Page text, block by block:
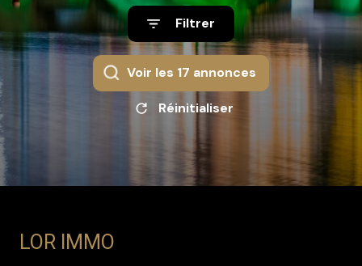
Filtrer
Voir les 17 annonces
Réinitialiser
LOR IMMO